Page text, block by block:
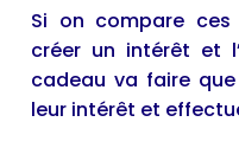
Si on compare
créer un intérêt et
cadeau va faire
leur intérêt et